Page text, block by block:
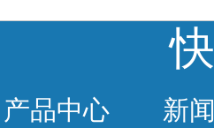
产品中心 新